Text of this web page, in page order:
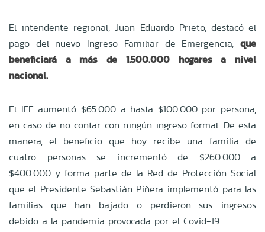
El intendente regional, Juan Eduardo Prieto, destacó el
pago del nuevo Ingreso Familiar de Emergencia, que
beneficiará a más de 1.500.000 hogares a nivel
nacional.
El IFE aumentó $65.000 a hasta $100.000 por persona,
en caso de no contar con ningún ingreso formal. De esta
manera, el beneficio que hoy recibe una familia de
cuatro personas se incrementó de $260.000 a
$400.000 y forma parte de la Red de Protección Social
que el Presidente Sebastián Piñera implementó para las
familias que han bajado o perdieron sus ingresos
debido a la pandemia provocada por el Covid-19.